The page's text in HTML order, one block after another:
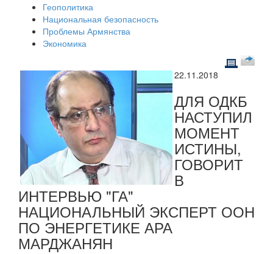
Геополитика
Национальная безопасность
Проблемы Армянства
Экономика
22.11.2018
ДЛЯ ОДКБ
НАСТУПИЛ
МОМЕНТ
ИСТИНЫ,
ГОВОРИТ
В
ИНТЕРВЬЮ "ГА"
НАЦИОНАЛЬНЫЙ ЭКСПЕРТ ООН
ПО ЭНЕРГЕТИКЕ АРА
МАРДЖАНЯН